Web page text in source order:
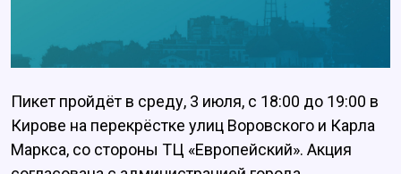
Пикет пройдёт в среду, 3 июля, с 18:00 до 19:00 в
Кирове на перекрёстке улиц Воровского и Карла
Маркса, со стороны ТЦ «Европейский». Акция